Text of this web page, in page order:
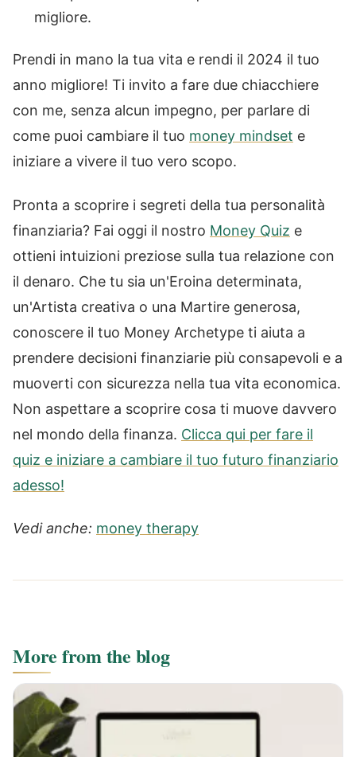
migliore.
Prendi in mano la tua vita e rendi il 2024 il tuo
anno migliore! Ti invito a fare due chiacchiere
con me, senza alcun impegno, per parlare di
come puoi cambiare il tuo money mindset e
iniziare a vivere il tuo vero scopo.
Pronta a scoprire i segreti della tua personalità
finanziaria? Fai oggi il nostro Money Quiz e
ottieni intuizioni preziose sulla tua relazione con
il denaro. Che tu sia un'Eroina determinata,
un'Artista creativa o una Martire generosa,
conoscere il tuo Money Archetype ti aiuta a
prendere decisioni finanziarie più consapevoli e a
muoverti con sicurezza nella tua vita economica.
Non aspettare a scoprire cosa ti muove davvero
nel mondo della finanza. Clicca qui per fare il
quiz e iniziare a cambiare il tuo futuro finanziario
adesso!
Vedi anche: money therapy
More from the blog